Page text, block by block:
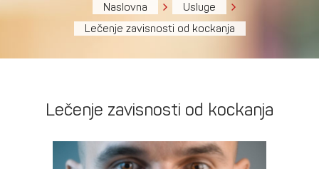
Naslovna
Usluge
Lečenje zavisnosti od kockanja
Lečenje zavisnosti od kockanja